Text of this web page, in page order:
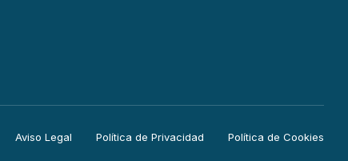
Aviso Legal Política de Privacidad Política de Cookies